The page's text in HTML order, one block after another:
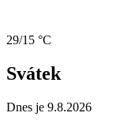
29/15 °C
Svátek
Dnes je 9.8.2026